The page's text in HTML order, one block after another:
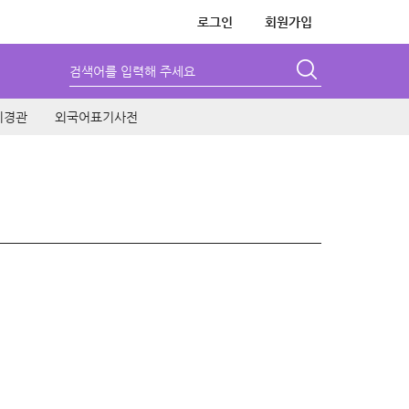
로그인 회원가입
검색어를 입력해 주세요
경관 외국어표기사전